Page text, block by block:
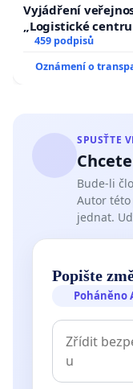
Vyjádření
„Logistické
459 podpisů
Oznámení o
SPUSŤTE
Bude-li
Autor
jednat.
Popište
Poháněno